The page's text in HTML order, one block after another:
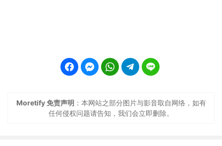
Moretify 免责声明 ：本网站之部分图片与影音取自网络，如有
任何侵权问题请告知，我们会立即删除。